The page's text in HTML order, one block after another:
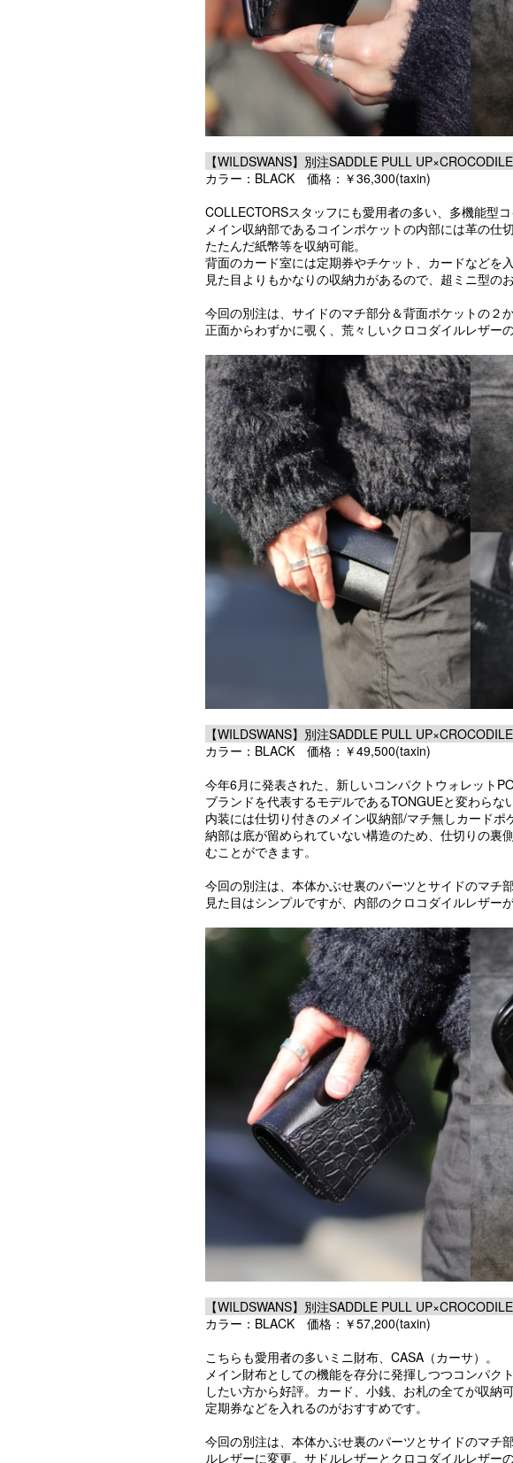
【WILDSWANS】別注SADDLE PULL
カラー：BLACK 価格：￥36,300(taxin)
COLLECTORSスタッフにも愛用者の多い、多機能型
メイン収納部であるコインポケットの内部には革の仕
たたんだ紙幣等を収納可能。
背面のカード室には定期券やチケット、カードなどを
見た目よりもかなりの収納力があるので、超ミニ型の
今回の別注は、サイドのマチ部分＆背面ポケットの２
正面からわずかに覗く、荒々しいクロコダイルレザー
【WILDSWANS】別注SADDLE PULL
カラー：BLACK 価格：￥49,500(taxin)
今年6月に発表された、新しいコンパクトウォレット
ブランドを代表するモデルであるTONGUEと変わらな
内装には仕切り付きのメイン収納部/マチ無しカード
納部は底が留められていない構造のため、仕切りの裏
むことができます。
今回の別注は、本体かぶせ裏のパーツとサイドのマチ
見た目はシンプルですが、内部のクロコダイルレザー
【WILDSWANS】別注SADDLE PULL
カラー：BLACK 価格：￥57,200(taxin)
こちらも愛用者の多いミニ財布、CASA（カーサ）。
メイン財布としての機能を存分に発揮しつつコンパク
したい方から好評。カード、小銭、お札の全てが収納
定期券などを入れるのがおすすめです。
今回の別注は、本体かぶせ裏のパーツとサイドのマチ
ルレザーに変更。サドルレザーとクロコダイルレザー